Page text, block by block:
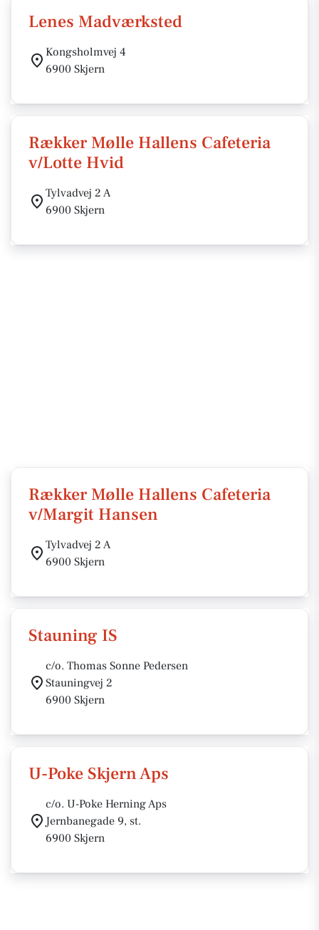
Lenes Madværksted
Kongsholmvej 4
6900 Skjern
Rækker Mølle Hallens Cafeteria
v/Lotte Hvid
Tylvadvej 2 A
6900 Skjern
Rækker Mølle Hallens Cafeteria
v/Margit Hansen
Tylvadvej 2 A
6900 Skjern
Stauning IS
c/o. Thomas Sonne Pedersen
Stauningvej 2
6900 Skjern
U-Poke Skjern Aps
c/o. U-Poke Herning Aps
Jernbanegade 9, st.
6900 Skjern